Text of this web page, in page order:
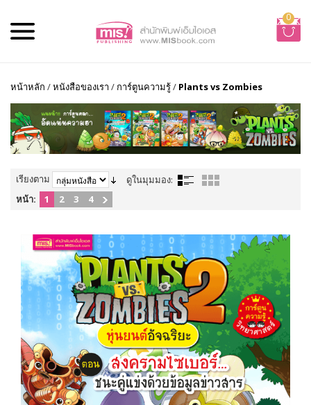
0
หน้าหลัก /หนังสือของเรา / การ์ตูนความรู้/ Plants vs Zombies
เรียงตาม
ดูในมุมมอง:
หน้า:
1 2 3 4